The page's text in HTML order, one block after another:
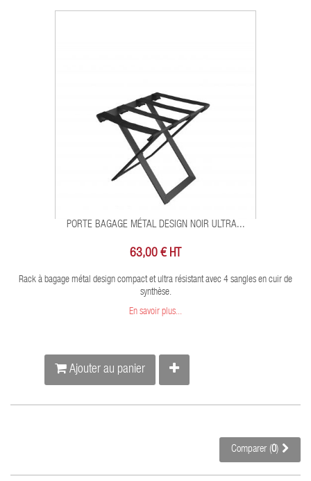
PORTE BAGAGE MÉTAL DESIGN NOIR ULTRA...
63,00 € HT
Rack à bagage métal design compact et ultra résistant avec 4 sangles en cuir de
synthèse.
En savoir plus...
Ajouter au panier
Comparer (0)